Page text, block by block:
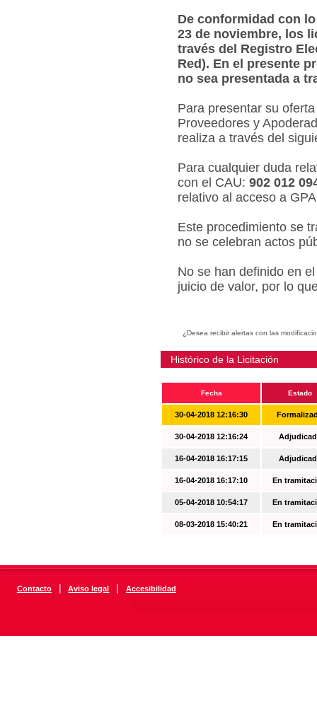
De conformidad con
23 de noviembre, los
través del Registro
Red). En el presente
no sea presentada a
Para presentar su
Proveedores y
realiza a través del
Para cualquier duda
con el CAU: 902 012
relativo al acceso a
Este procedimiento se
no se celebran actos
No se han definido en
juicio de valor, por lo
¿Desea recibir alertas con las
Histórico de la Licitación
Fecha Estado
30-04-2018 12:16:30
30-04-2018 12:16:24
16-04-2018 16:17:15
16-04-2018 16:17:10 En
05-04-2018 10:54:17 En
08-03-2018 15:40:21 En
Contacto | Aviso legal | Accesibilidad